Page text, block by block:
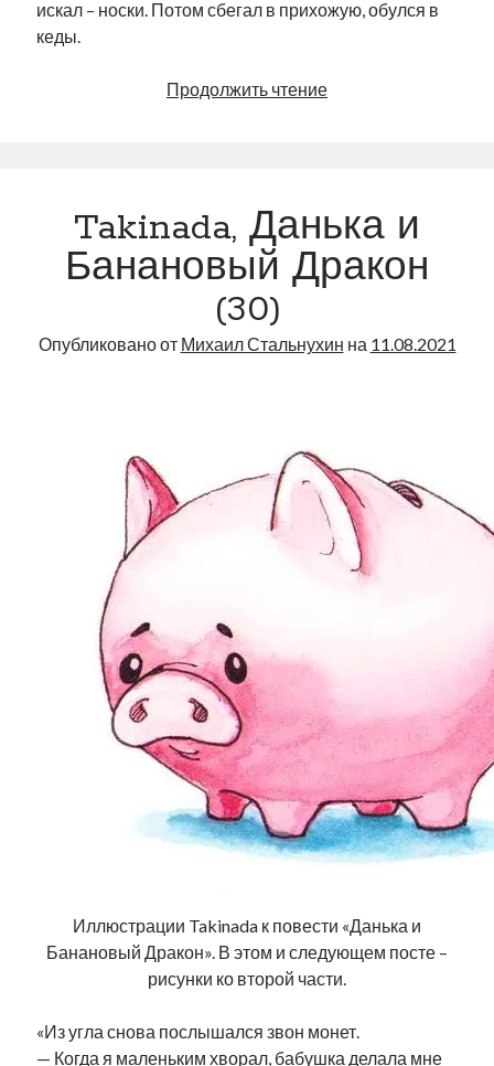
искал – носки. Потом сбегал в прихожую, обулся в
кеды.
Продолжить чтениеTakinada,
(31)
Takinada, Данька и
Банановый Дракон
(30)
Опубликовано от Михаил Стальнухин на 11.08.2021
Иллюстрации Takinada к повести «Данька и
Банановый Дракон». В этом и следующем посте –
рисунки ко второй части.
«Из угла снова послышался звон монет.
— Когда я маленьким хворал, бабушка делала мне